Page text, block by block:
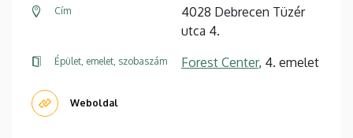
Cím
4028 Debrecen Tüzér
utca 4.
Épület, emelet, szobaszám Forest Center, 4. emelet
Weboldal